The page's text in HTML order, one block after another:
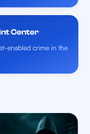
Center
enabled crime in the